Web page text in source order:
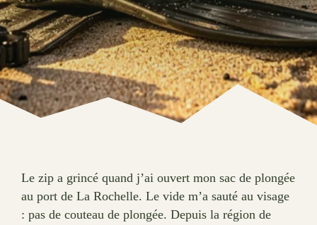
Le zip a grincé quand j’ai ouvert mon sac de plongée
au port de La Rochelle. Le vide m’a sauté au visage
: pas de couteau de plongée. Depuis la région de